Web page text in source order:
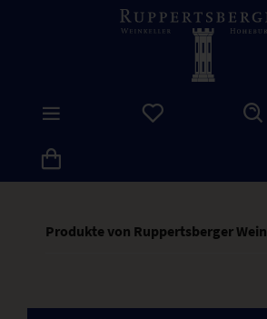
Produkte von Ruppertsberger